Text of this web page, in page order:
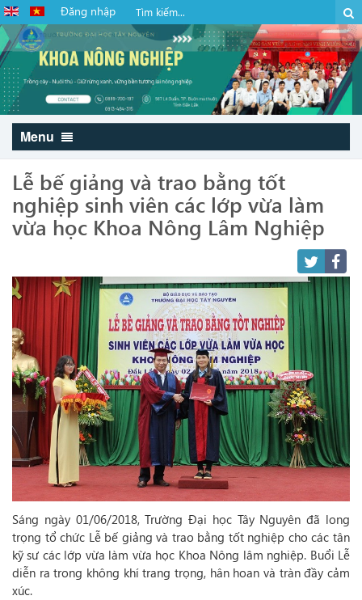
Đăng nhập
Menu
Lễ bế giảng và trao bằng tốt
nghiệp sinh viên các lớp vừa làm
vừa học Khoa Nông Lâm Nghiệp
Sáng ngày 01/06/2018, Trường Đại học Tây Nguyên đã long
trọng tổ chức Lễ bế giảng và trao bằng tốt nghiệp cho các tân
kỹ sư các lớp vừa làm vừa học Khoa Nông lâm nghiệp. Buổi Lễ
diễn ra trong không khí trang trọng, hân hoan và tràn đầy cảm
xúc.